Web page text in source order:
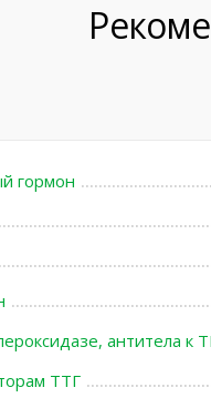
гормон
антитела
ТТГ